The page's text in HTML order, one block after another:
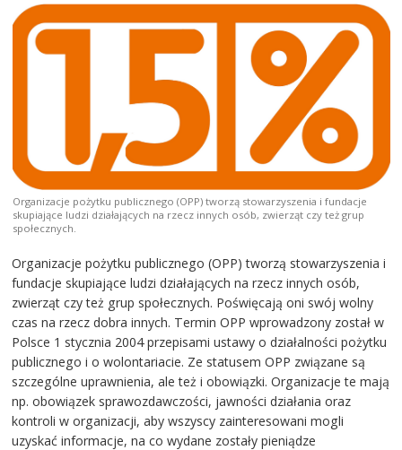
Organizacje pożytku publicznego (OPP) tworzą stowarzyszenia i fundacje
skupiające ludzi działających na rzecz innych osób, zwierząt czy też grup
społecznych.
Organizacje pożytku publicznego (OPP) tworzą stowarzyszenia i
fundacje skupiające ludzi działających na rzecz innych osób,
zwierząt czy też grup społecznych. Poświęcają oni swój wolny
czas na rzecz dobra innych. Termin OPP wprowadzony został w
Polsce 1 stycznia 2004 przepisami ustawy o działalności pożytku
publicznego i o wolontariacie. Ze statusem OPP związane są
szczególne uprawnienia, ale też i obowiązki. Organizacje te mają
np. obowiązek sprawozdawczości, jawności działania oraz
kontroli w organizacji, aby wszyscy zainteresowani mogli
uzyskać informacje, na co wydane zostały pieniądze